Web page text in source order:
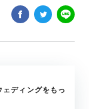
ディングをもっ